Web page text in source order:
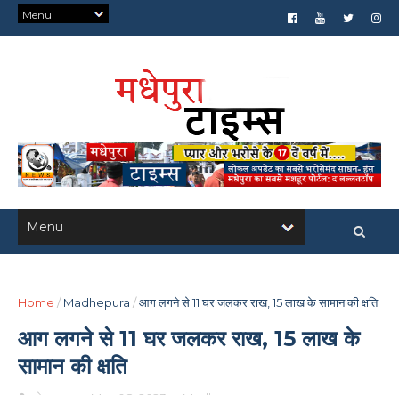
Home / Madhepura /आग लगने से 11 घर जलकर राख, 15 लाख के सामान की क्षति
आग लगने से 11 घर जलकर राख, 15 लाख के
सामान की क्षति